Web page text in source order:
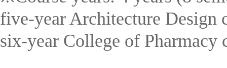
five-year Architecture Design
six-year College of Pharmacy